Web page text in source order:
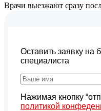
Врачи выезжают сразу
Оставить заявку на
специалиста
Нажимая кнопку
политикой